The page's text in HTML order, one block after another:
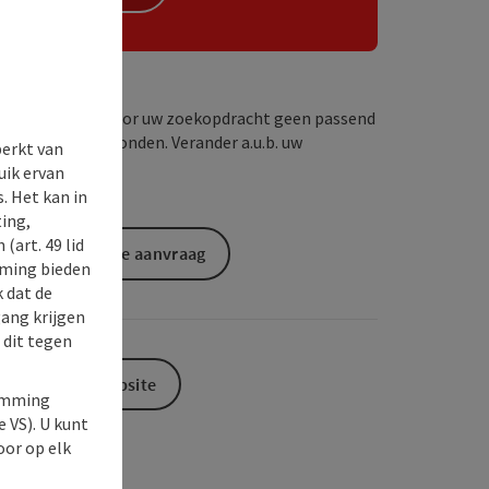
Wij hebben voor uw zoekopdracht geen passend
resultaat gevonden. Verander a.u.b. uw
zoekcriteria!
Vrijblijvende aanvraag
Naar de website
van
ervan
Het kan in
(art. 49 lid
bieden
dat de
krijgen
dit tegen
U kunt
op elk